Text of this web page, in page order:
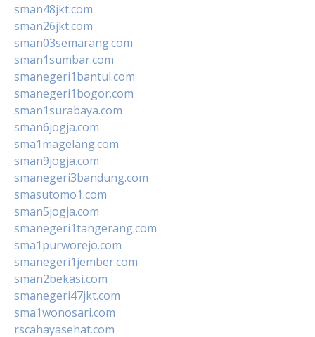
sman48jkt.com
sman26jkt.com
sman03semarang.com
sman1sumbar.com
smanegeri1bantul.com
smanegeri1bogor.com
sman1surabaya.com
sman6jogja.com
sma1magelang.com
sman9jogja.com
smanegeri3bandung.com
smasutomo1.com
sman5jogja.com
smanegeri1tangerang.com
sma1purworejo.com
smanegeri1jember.com
sman2bekasi.com
smanegeri47jkt.com
sma1wonosari.com
rscahayasehat.com